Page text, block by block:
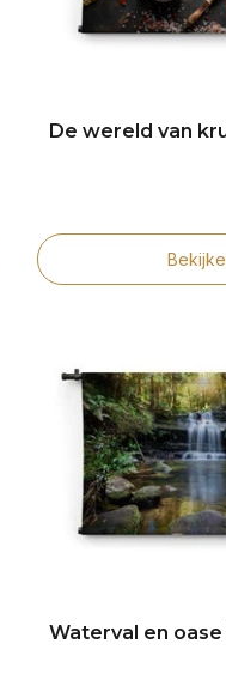
De wereld van
Waterval en